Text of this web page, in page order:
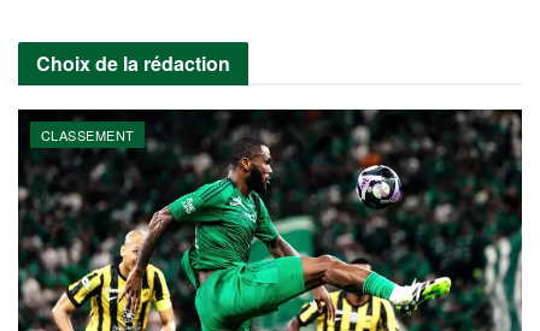
Choix de la rédaction
CLASSEMENT